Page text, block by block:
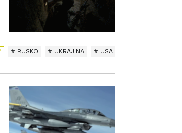
# RUSKO # UKRAJINA # USA